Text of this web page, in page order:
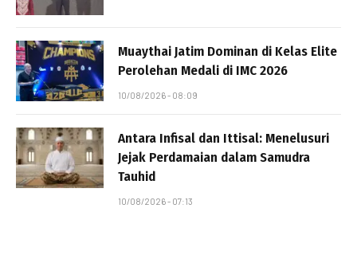
Muaythai Jatim Dominan di Kelas Elite
Perolehan Medali di IMC 2026
10/08/2026 - 08:09
Antara Infisal dan Ittisal: Menelusuri
Jejak Perdamaian dalam Samudra
Tauhid
10/08/2026 - 07:13